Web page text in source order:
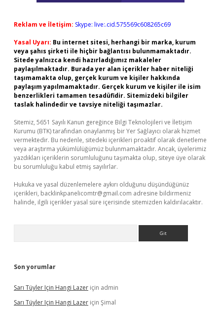
Reklam ve İletişim: Skype: live:.cid.575569c608265c69
Yasal Uyarı: Bu internet sitesi, herhangi bir marka, kurum
veya şahıs şirketi ile hiçbir bağlantısı bulunmamaktadır.
Sitede yalnızca kendi hazırladığımız makaleler
paylaşılmaktadır. Burada yer alan içerikler haber niteliği
taşımamakta olup, gerçek kurum ve kişiler hakkında
paylaşım yapılmamaktadır. Gerçek kurum ve kişiler ile isim
benzerlikleri tamamen tesadüfidir. Sitemizdeki bilgiler
taslak halindedir ve tavsiye niteliği taşımazlar.
Sitemiz, 5651 Sayılı Kanun gereğince Bilgi Teknolojileri ve İletişim
Kurumu (BTK) tarafından onaylanmış bir Yer Sağlayıcı olarak hizmet
vermektedir. Bu nedenle, sitedeki içerikleri proaktif olarak denetleme
veya araştırma yükümlülüğümüz bulunmamaktadır. Ancak, üyelerimiz
yazdıkları içeriklerin sorumluluğunu taşımakta olup, siteye üye olarak
bu sorumluluğu kabul etmiş sayılırlar.
Hukuka ve yasal düzenlemelere aykırı olduğunu düşündüğünüz
içerikleri, backlinkpanelicomtr@gmail.com adresine bildirmeniz
halinde, ilgili içerikler yasal süre içerisinde sitemizden kaldırılacaktır.
Son yorumlar
Sarı Tüyler Için Hangi Lazer için admin
Sarı Tüyler Için Hangi Lazer için Şimal